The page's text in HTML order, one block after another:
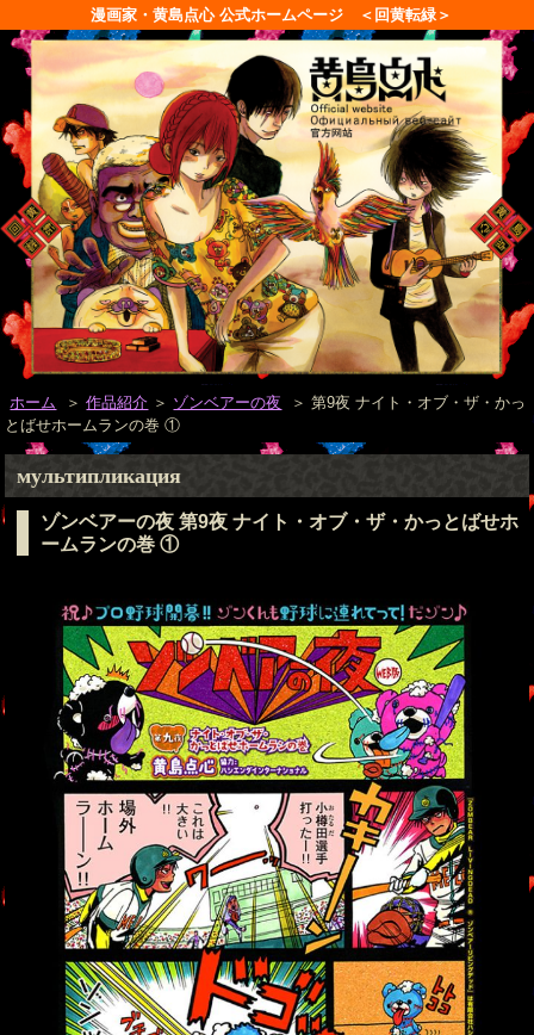
漫画家・黄島点心 公式ホームページ ＜回黄転緑＞
ホーム ＞作品紹介 ＞ ゾンベアーの夜 ＞ 第9夜 ナイト・オブ・ザ・かっ
とばせホームランの巻 ①
мультипликация
ゾンベアーの夜 第9夜 ナイト・オブ・ザ・かっとばせホ
ームランの巻 ①